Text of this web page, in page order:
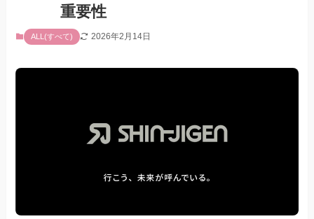
重要性
ALL(すべて) 2026年2月14日